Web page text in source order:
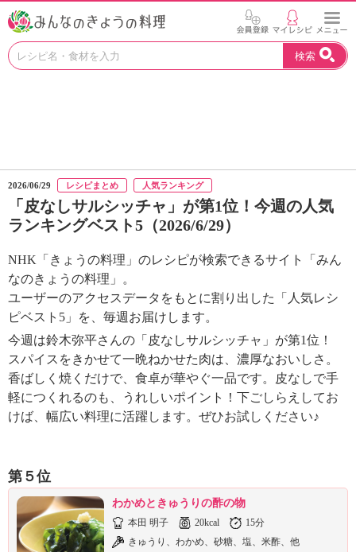
お
つ
け
よ
。
H
K
エ
デ
ュ
ケ
ー
シ
ョ
み
ん
な
の
検索
2026/06/29 レシピまとめ 人気ランキング
「皮なしサルシッチャ」が第1位！今週の人気
ランキングベスト5（2026/6/29）
NHK「きょうの料理」のレシピが検索できるサイト「みん
なのきょうの料理」。
ユーザーのアクセスデータをもとに割り出した「人気レシ
ピベスト5」を、毎週お届けします。
今週は鈴木弥平さんの「皮なしサルシッチャ」が第1位！
スパイスをきかせて一晩ねかせた肉は、濃厚なおいしさ。
香ばしく焼くだけで、食卓が華やぐ一品です。皮なしで手
軽につくれるのも、うれしいポイント！下ごしらえしてお
けば、幅広い料理に活躍します。ぜひお試しください♪
第５位
わかめときゅうりの酢の物
本田 明子 20kcal
15分
きゅうり、わかめ、砂糖、塩、米酢、他